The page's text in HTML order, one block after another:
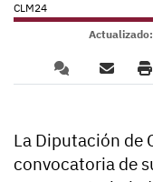
CLM24
Actualizado:
La Diputación de
convocatoria de